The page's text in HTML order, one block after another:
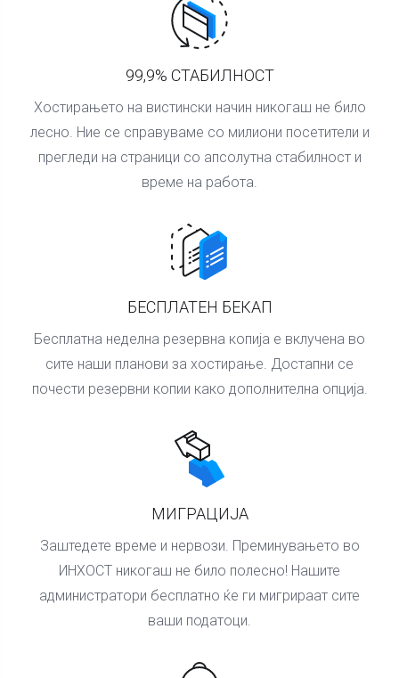
99,9% СТАБИЛНОСТ
Хостирањето на вистински начин никогаш не било
лесно. Ние се справуваме со милиони посетители и
прегледи на страници со апсолутна стабилност и
време на работа.
БЕСПЛАТЕН БЕКАП
Бесплатна неделна резервна копија е вклучена во
сите наши планови за хостирање. Достапни се
почести резервни копии како дополнителна опција.
МИГРАЦИЈА
Заштедете време и нервози. Преминувањето во
ИНХОСТ никогаш не било полесно! Нашите
администратори бесплатно ќе ги мигрираат сите
ваши податоци.